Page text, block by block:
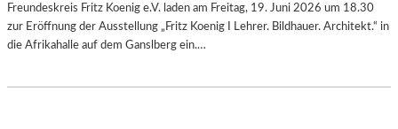
Freundeskreis Fritz Koenig e.V. laden am Freitag, 19. Juni 2026 um 18.30
zur Eröffnung der Ausstellung „Fritz Koenig Ι Lehrer. Bildhauer. Architekt.“ in
die Afrikahalle auf dem Ganslberg ein.…